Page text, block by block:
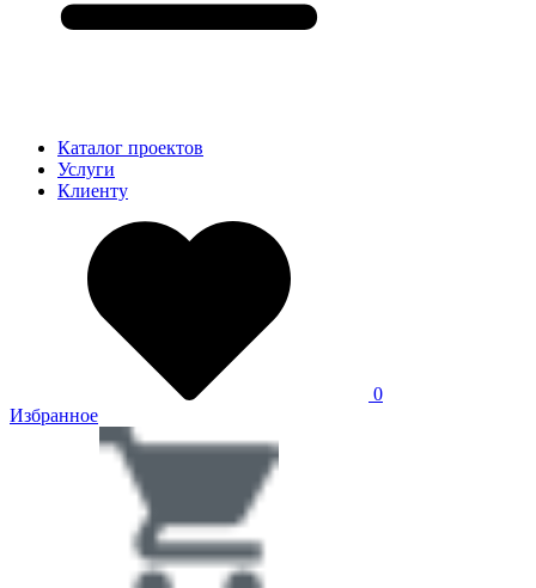
Каталог проектов
Услуги
Клиенту
0
Избранное